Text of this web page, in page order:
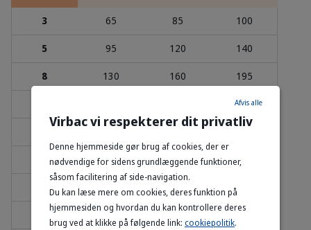
3 65 85 100
5 95 120 140
8 130 160 195
225
20 235 295 355
25 275 345
30 310 390 465
Virbac vi respekterer dit privatliv
Denne hjemmeside gør brug af cookies, der er
nødvendige for sidens grundlæggende funktioner,
såsom facilitering af side-navigation.
Du kan læse mere om cookies, deres funktion på
hjemmesiden og hvordan du kan kontrollere deres
brug ved at klikke på følgende link: cookiepolitik.
Afvis alle